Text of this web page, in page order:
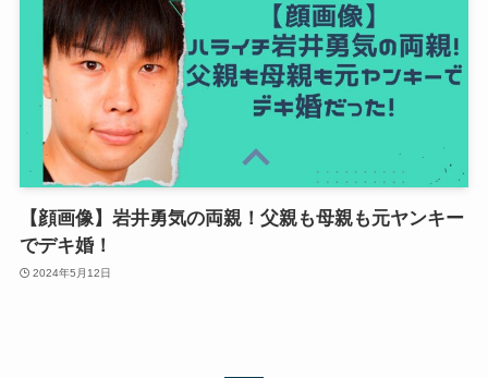
【顔画像】岩井勇気の両親！父親も母親も元ヤンキー
でデキ婚！
2024年5月12日